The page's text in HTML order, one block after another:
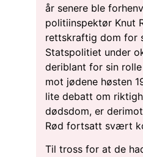
år senere ble
politiinspektør Knut
rettskraftig dom for
Statspolitiet under
deriblant for sin
mot jødene høsten
lite debatt om
dødsdom, er
Rød fortsatt svært
Til tross for at de